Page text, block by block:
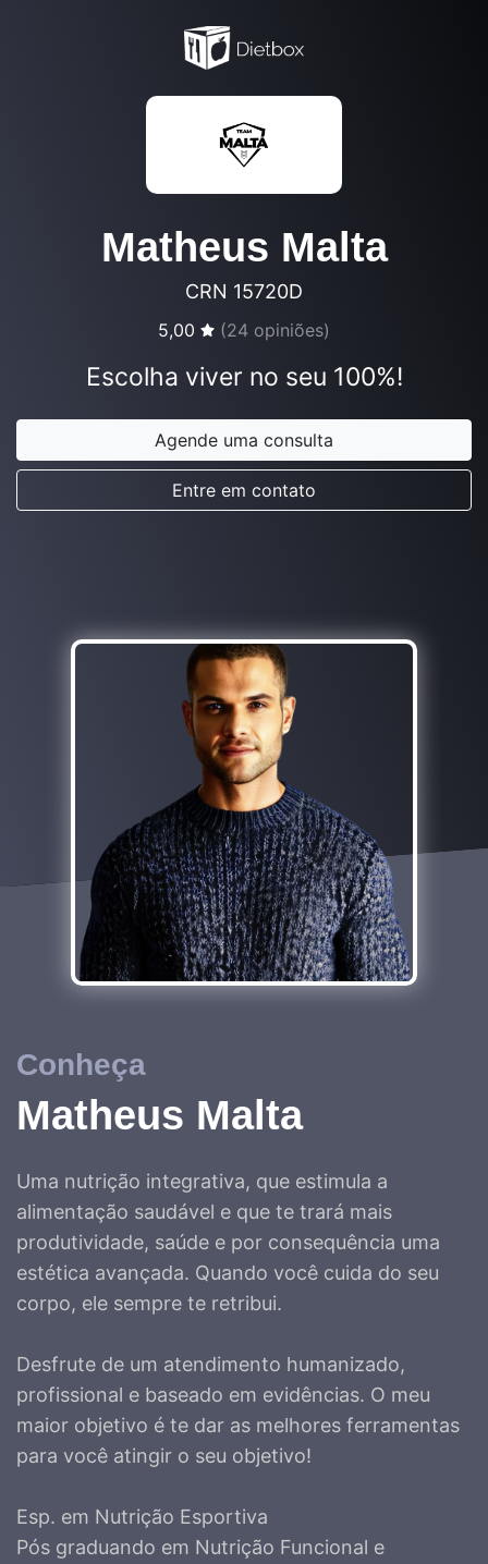
Matheus Malta
CRN 15720D
5,00 (24 opiniões)
Escolha viver no seu 100%!
Agende uma consulta
Entre em contato
Conheça
Matheus Malta
Uma nutrição integrativa, que estimula a
alimentação saudável e que te trará mais
produtividade, saúde e por consequência uma
estética avançada. Quando você cuida do seu
corpo, ele sempre te retribui.
Desfrute de um atendimento humanizado,
profissional e baseado em evidências. O meu
maior objetivo é te dar as melhores ferramentas
para você atingir o seu objetivo!
Esp. em Nutrição Esportiva
Pós graduando em Nutrição Funcional e